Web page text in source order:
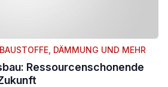
DÄMMUNG UND MEHR
Ressourcenschonende